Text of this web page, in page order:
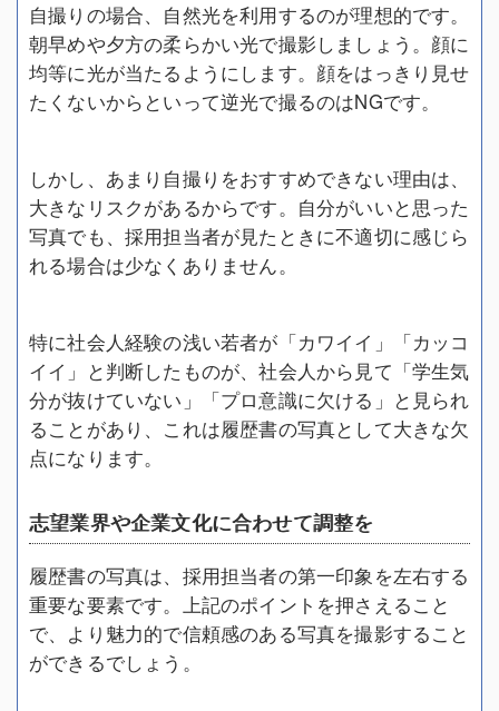
自撮りの場合、自然光を利用するのが理想的です。
朝早めや夕方の柔らかい光で撮影しましょう。顔に
均等に光が当たるようにします。顔をはっきり見せ
たくないからといって逆光で撮るのはNGです。
しかし、あまり自撮りをおすすめできない理由は、
大きなリスクがあるからです。自分がいいと思った
写真でも、採用担当者が見たときに不適切に感じら
れる場合は少なくありません。
特に社会人経験の浅い若者が「カワイイ」「カッコ
イイ」と判断したものが、社会人から見て「学生気
分が抜けていない」「プロ意識に欠ける」と見られ
ることがあり、これは履歴書の写真として大きな欠
点になります。
志望業界や企業文化に合わせて調整を
履歴書の写真は、採用担当者の第一印象を左右する
重要な要素です。上記のポイントを押さえること
で、より魅力的で信頼感のある写真を撮影すること
ができるでしょう。